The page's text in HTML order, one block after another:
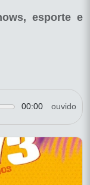
esporte e
00:00 ouvido